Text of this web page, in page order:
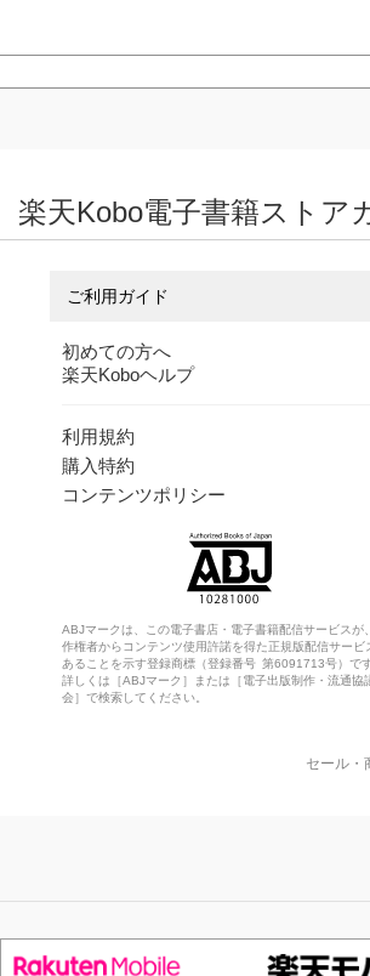
楽天Kobo電子書籍ストア
ご利用ガイド
初めての方へ
楽天Koboヘルプ
利用規約
購入特約
コンテンツポリシー
ABJマークは、この電子書店・電子書籍配信サービスが
作権者からコンテンツ使用許諾を得た正規版配信サービ
あることを示す登録商標（登録番号 第6091713号）です
詳しくは［ABJマーク］または［電子出版制作・流通協
会］で検索してください。
セール・